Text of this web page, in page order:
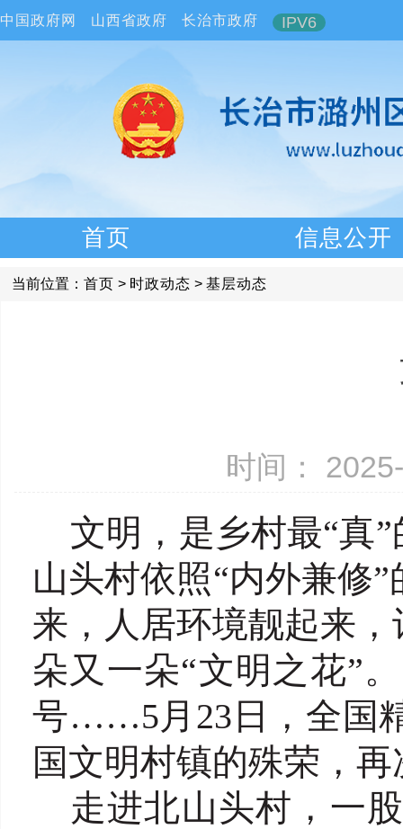
中国政府网 山西省政府 长治市政府 IPV6
首页 信息公开
当前位置： 首页 > 时政动态 > 基层动态
时间：
文明，是乡村最“真
山头村依照“内外兼修
来，人居环境靓起来
朵又一朵“文明之花”
号……5月23日，全国
国文明村镇的殊荣，
走进北山头村，一